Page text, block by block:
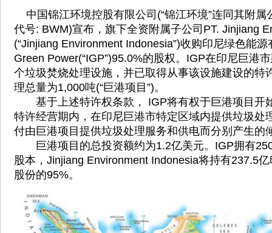
中国锦江环境控股有限公司(“锦江环境”连同其附属
代号: BWM)宣布，旗下全资附属子公司PT. Jinjiang
(“Jinjiang Environment Indonesia”)收购印尼绿色能
Green Power(“IGP”)95.0%的股权。IGP在印尼巨港
个垃圾焚烧处理设施，并已取得从事该设施建设的特
理总量为1,000吨(“巨港项目”)。
基于上述特许权条款， IGP将有权于巨港项目开
特许经营期内，在印尼巨港市特定区域内提供垃圾处
付由巨港项目提供垃圾处理服务和供电而分别产生的
巨港项目的总投资额约为1.2亿美元。IGP拥有
股本，Jinjiang Environment Indonesia将持有237.5
股份的95%。